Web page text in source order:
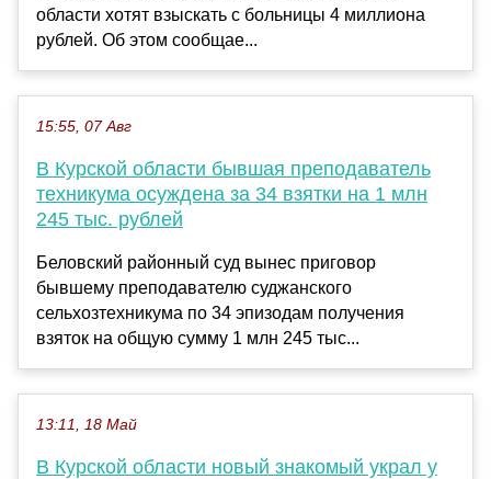
области хотят взыскать с больницы 4 миллиона
рублей. Об этом сообщае...
15:55, 07 Авг
В Курской области бывшая преподаватель
техникума осуждена за 34 взятки на 1 млн
245 тыс. рублей
Беловский районный суд вынес приговор
бывшему преподавателю суджанского
сельхозтехникума по 34 эпизодам получения
взяток на общую сумму 1 млн 245 тыс...
13:11, 18 Май
В Курской области новый знакомый украл у